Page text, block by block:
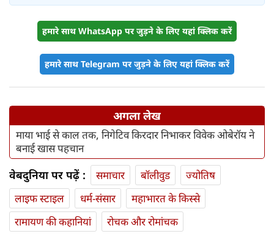
हमारे साथ WhatsApp पर जुड़ने के लिए यहां क्लिक करें
हमारे साथ Telegram पर जुड़ने के लिए यहां क्लिक करें
अगला लेख
माया भाई से काल तक, निगेटिव किरदार निभाकर विवेक ओबेरॉय ने
बनाई खास पहचान
वेबदुनिया पर पढ़ें : समाचार बॉलीवुड
ज्योतिष
लाइफ स्‍टाइल
धर्म-संसार
महाभारत के किस्से
रामायण की कहानियां
रोचक और रोमांचक